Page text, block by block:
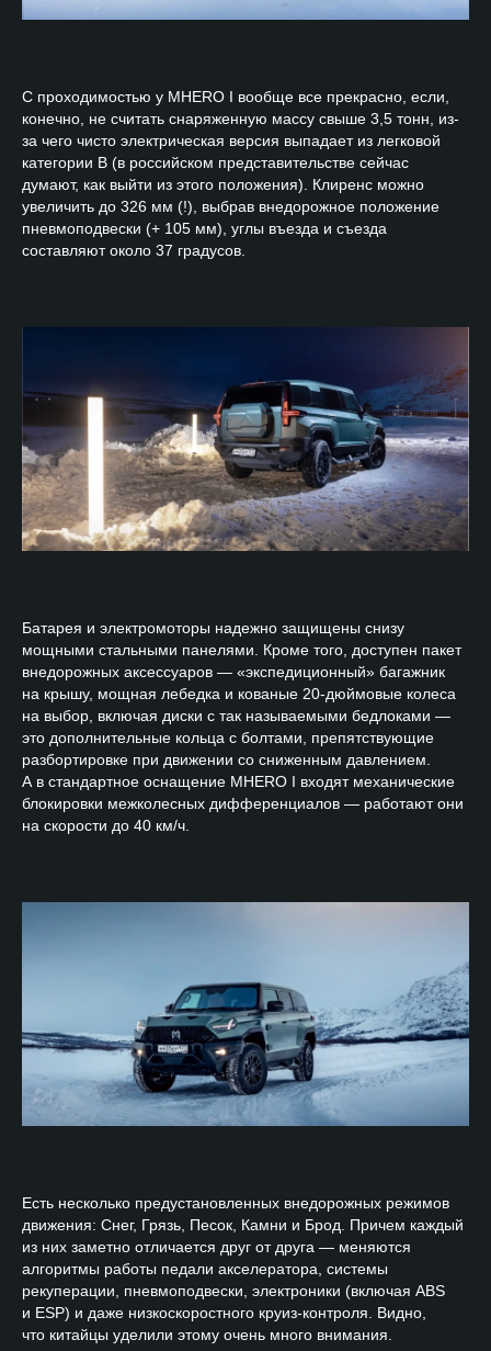
С проходимостью у MHERO I вообще все прекрасно, если,
конечно, не считать снаряженную массу свыше 3,5 тонн, из-
за чего чисто электрическая версия выпадает из легковой
категории B (в российском представительстве сейчас
думают, как выйти из этого положения). Клиренс можно
увеличить до 326 мм (!), выбрав внедорожное положение
пневмоподвески (+ 105 мм), углы въезда и съезда
составляют около 37 градусов.
Батарея и электромоторы надежно защищены снизу
мощными стальными панелями. Кроме того, доступен пакет
внедорожных аксессуаров — «экспедиционный» багажник
на крышу, мощная лебедка и кованые 20-дюймовые колеса
на выбор, включая диски с так называемыми бедлоками —
это дополнительные кольца с болтами, препятствующие
разбортировке при движении со сниженным давлением.
А в стандартное оснащение MHERO I входят механические
блокировки межколесных дифференциалов — работают они
на скорости до 40 км/ч.
Есть несколько предустановленных внедорожных режимов
движения: Снег, Грязь, Песок, Камни и Брод. Причем каждый
из них заметно отличается друг от друга — меняются
алгоритмы работы педали акселератора, системы
рекуперации, пневмоподвески, электроники (включая ABS
и ESP) и даже низкоскоростного круиз-контроля. Видно,
что китайцы уделили этому очень много внимания.